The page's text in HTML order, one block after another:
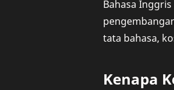
Bahasa
tata bahasa,
Kenapa